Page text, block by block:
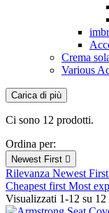
Crema
Various
Filtri:
Cancella filtri
Nuovi
Outlet
Outlet 0
Carica di più
Ci sono 12 prodotti.
Ordina per:
Newest First 
Rilevanza Newest First
Cheapest first Most
Visualizzati 1-12 su 12